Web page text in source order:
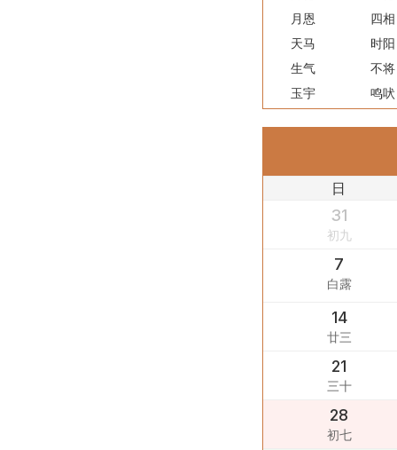
月恩
四相
天马
时阳
生气
不将
玉宇
鸣吠
日
31
初九
7
白露
14
廿三
21
三十
28
初七